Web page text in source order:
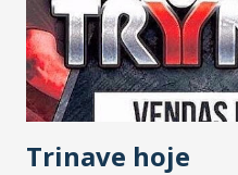
Trinave hoje